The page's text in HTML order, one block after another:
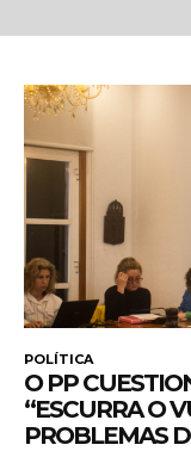
POLÍTICA
O PP
“ESCURRA O
PROBLEMAS